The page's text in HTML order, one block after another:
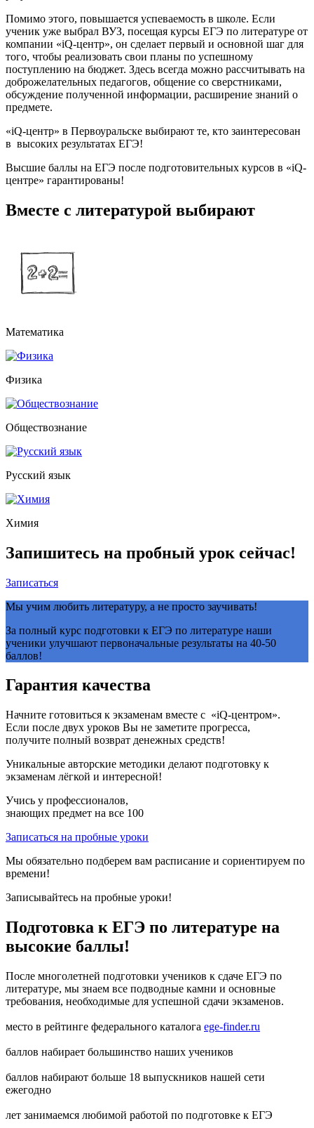
Помимо этого, повышается успеваемость в школе. Если
ученик уже выбрал ВУЗ, посещая курсы ЕГЭ по литературе от
компании «iQ-центр», он сделает первый и основной шаг для
того, чтобы реализовать свои планы по успешному
поступлению на бюджет. Здесь всегда можно рассчитывать на
доброжелательных педагогов, общение со сверстниками,
обсуждение полученной информации, расширение знаний о
предмете.
«iQ-центр» в Первоуральске выбирают те, кто заинтересован
в высоких результатах ЕГЭ!
Высшие баллы на ЕГЭ после подготовительных курсов в «iQ-
центре» гарантированы!
Вместе с литературой выбирают
Математика
Физика
Обществознание
Русский язык
Химия
Запишитесь на пробный урок сейчас!
Записаться
Мы учим любить литературу, а не просто заучивать!
За полный курс подготовки к ЕГЭ по литературе наши
ученики улучшают первоначальные результаты на 40-50
баллов!
Гарантия качества
Начните готовиться к экзаменам вместе с «iQ-центром».
Если после двух уроков Вы не заметите прогресса,
получите полный возврат денежных средств!
Уникальные авторские методики делают подготовку к
экзаменам лёгкой и интересной!
Учись у профессионалов,
знающих предмет на все 100
Записаться на пробные уроки
Мы обязательно подберем вам расписание и сориентируем по
времени!
Записывайтесь на пробные уроки!
Подготовка к ЕГЭ по литературе на
высокие баллы!
После многолетней подготовки учеников к сдаче ЕГЭ по
литературе, мы знаем все подводные камни и основные
требования, необходимые для успешной сдачи экзаменов.
место в рейтинге федерального каталога ege-finder.ru
баллов набирает большинство наших учеников
баллов набирают больше 18 выпускников нашей сети
ежегодно
лет занимаемся любимой работой по подготовке к ЕГЭ